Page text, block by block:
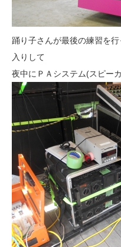
踊り子さんが最後の練習を
入りして
夜中にＰＡシステム(スピー